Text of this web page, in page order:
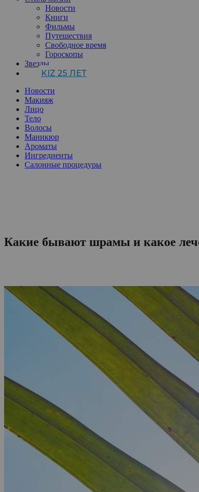
Новости
Книги
Фильмы
Путешествия
Свободное время
Гороскопы
Звезды
KIZ 25 ЛЕТ
Новости
Макияж
Лицо
Тело
Волосы
Маникюр
Ароматы
Ингредиенты
Салонные процедуры
Какие бывают шрамы и какое